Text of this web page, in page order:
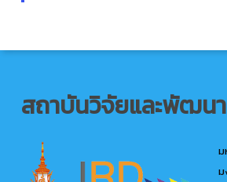
สถาบันวิจัยและพัฒนา
ม
ม